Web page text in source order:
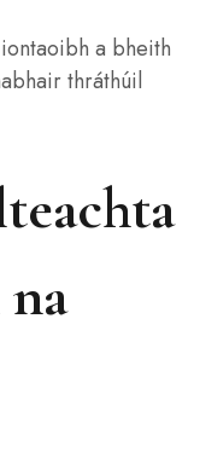
a bheith
thráthúil